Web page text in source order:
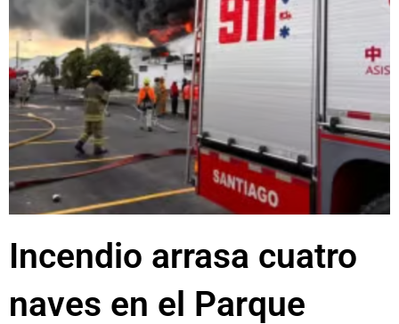
Incendio arrasa cuatro
naves en el Parque